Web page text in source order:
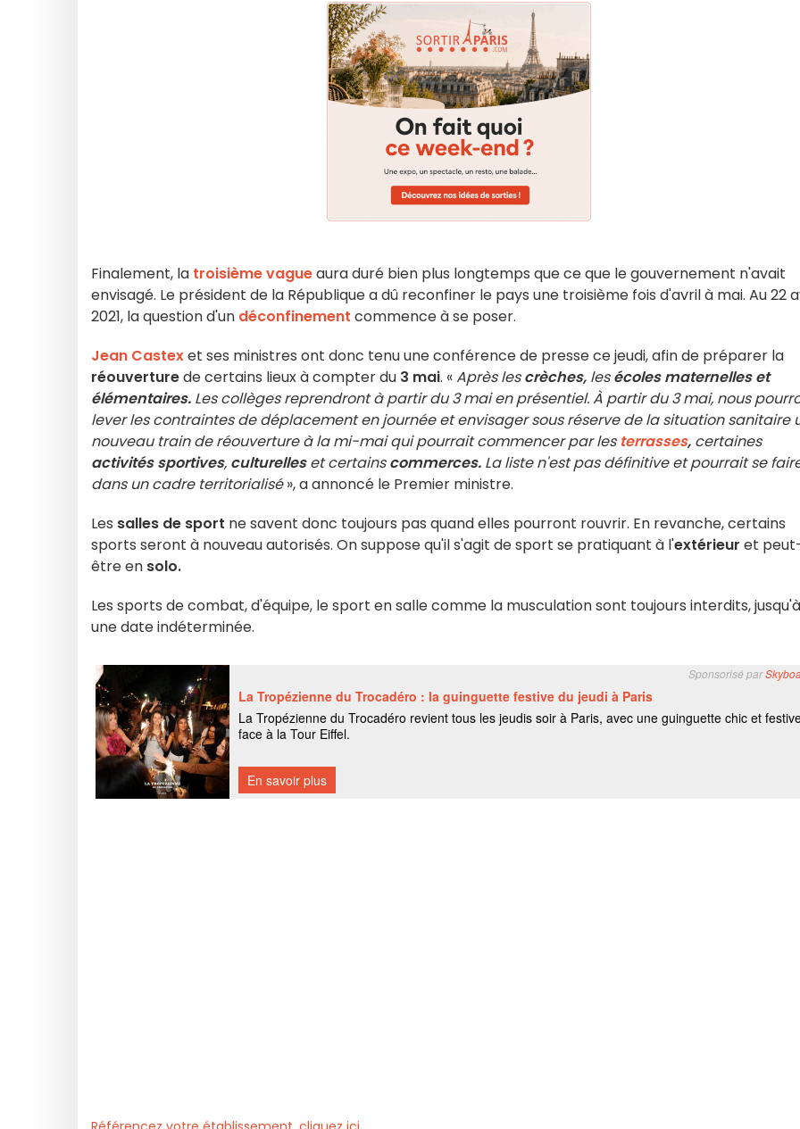
Finalement, la troisième vagueaura duré bien plus longtemps que ce que le gouvernement n'avait
envisagé. Le président de la République a dû reconfiner le pays une troisième fois d'avril à mai. Au 22
2021, la question d'un déconfinement commence à se poser.
Jean Castexet ses ministres ont donc tenu une conférence de presse ce jeudi, afin de préparer la
réouverturede certains lieux à compter du 3 mai. «Après lescrèches, lesécoles maternelles et
élémentaires. Les collèges reprendront à partir du 3 mai en présentiel. À partir du 3 mai, nous
lever les contraintes de déplacement en journée et envisager sous réserve de la situation sanitaire
nouveau train de réouverture à la mi-mai qui pourrait commencer par les terrasses, certaines
activités sportives, culturelleset certainscommerces. La liste n'est pas définitive et pourrait se
dans un cadre territorialisé», a annoncé le Premier ministre.
Les salles de sport ne savent donc toujours pas quand elles pourront rouvrir. En revanche, certains
sports seront à nouveau autorisés. On suppose qu'il s'agit de sport se pratiquant à l'extérieur et
être en solo.
Les sports de combat, d'équipe, le sport en salle comme la musculation sont toujours interdits, jusqu'à
une date indéterminée.